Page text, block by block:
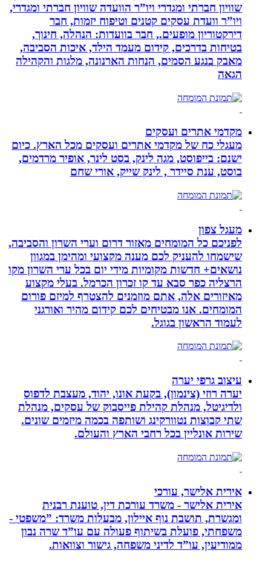
שוויון חברתי ומגדרי ויו”ר הוועדה שוויון חברתי ומגדרי,
ויו”ר וועדת עסקים קטנים וטיפוח יזמות, חבר
דירקטוריון מופעים., חבר בוועדות: הנהלה, חינוך,
בטיחות בדרכים, קידום מעמד הילד, איכות הסביבה,
מאבק בנגע הסמים, הנחות הארנונה, מלגות והקהילה
מקדמי אתרים ועסקים
מעגלי כח של מקדמי אתרים ועסקים מכל הארץ. כיום
ישנם: בייפוסט, מגה לינק, בסט לינר, אופיר מרדמים,
בוסט, ענת סיידר , לינק שייק, אורי שחם
מעגל צפון
לפניכם כל המומחים מאזור דרום וערי השרון והסביבה,
שישמחו להעניק לכם מענה מקצועי ומהימן במגוון
נושאים+ חדשות מקומיות מידי יום בכל ערי השרון מקו
הרצליה כפר סבא עד קו זכרון הכרמל. בעלי מקצוע
מאיזורים אלה, אתם מוזמנים להצטרף למיזם פורום
המומחים. אנו מבטיחים לכם קידום מהיר ואורגני
לעמוד הראשון בגוגל.
עיצוב גרפי יערה
יערה רוזי (צינמון), בקעת אונו, יהוד, מעצבת לדפוס
ולדיגיטל, מנהלת קהילת פייסבוק של עסקים, מנהלת
שתי קבוצות נטוורקינג ושותפה בכמה מיזמים שונים.
שירות אונליין בכל רחבי הארץ והעולם.
אירית אלישר, עורכי
אירית אלישר - משרד עורכת דין, טוענת רבנית
ומגשרת, תושבת נוף איילון, מבעלות משרד: ”משפטי -
משפחתי, פועלת בשיתוף פעולה עם עו”ד שרה נבון
ממודיעין, עו”ד לדיני משפחה, גישור וצוואות.